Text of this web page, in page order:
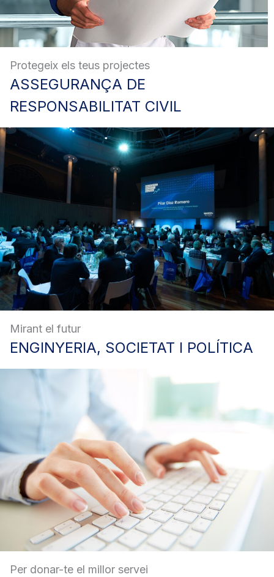
Protegeix els teus projectes
ASSEGURANÇA DE
RESPONSABILITAT CIVIL
Mirant el futur
ENGINYERIA, SOCIETAT I POLÍTICA
Per donar-te el millor servei